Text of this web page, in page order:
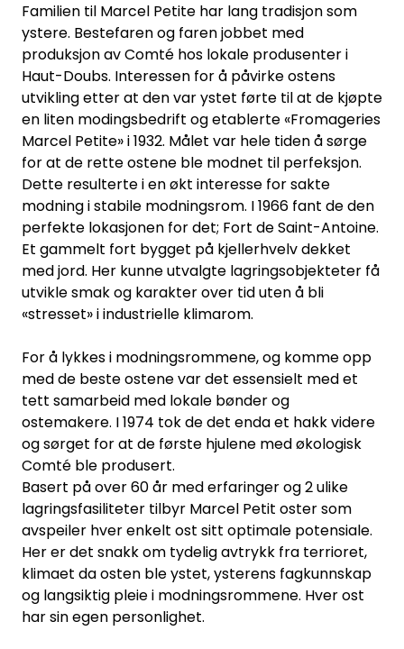
Familien til Marcel Petite har lang tradisjon som
ystere. Bestefaren og faren jobbet med
produksjon av Comté hos lokale produsenter i
Haut-Doubs. Interessen for å påvirke ostens
utvikling etter at den var ystet førte til at de kjøpte
en liten modingsbedrift og etablerte «Fromageries
Marcel Petite» i 1932. Målet var hele tiden å sørge
for at de rette ostene ble modnet til perfeksjon.
Dette resulterte i en økt interesse for sakte
modning i stabile modningsrom. I 1966 fant de den
perfekte lokasjonen for det; Fort de Saint-Antoine.
Et gammelt fort bygget på kjellerhvelv dekket
med jord. Her kunne utvalgte lagringsobjekteter få
utvikle smak og karakter over tid uten å bli
«stresset» i industrielle klimarom.
For å lykkes i modningsrommene, og komme opp
med de beste ostene var det essensielt med et
tett samarbeid med lokale bønder og
ostemakere. I 1974 tok de det enda et hakk videre
og sørget for at de første hjulene med økologisk
Comté ble produsert.
Basert på over 60 år med erfaringer og 2 ulike
lagringsfasiliteter tilbyr Marcel Petit oster som
avspeiler hver enkelt ost sitt optimale potensiale.
Her er det snakk om tydelig avtrykk fra terrioret,
klimaet da osten ble ystet, ysterens fagkunnskap
og langsiktig pleie i modningsrommene. Hver ost
har sin egen personlighet.